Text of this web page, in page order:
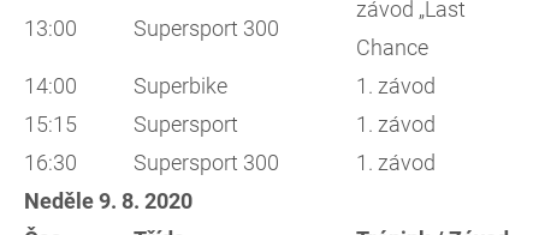
13:00 Supersport 300
závod „Last
Chance
14:00
Superbike
1. závod
15:15
Supersport
1. závod
16:30
Supersport 300
1. závod
Neděle 9. 8. 2020